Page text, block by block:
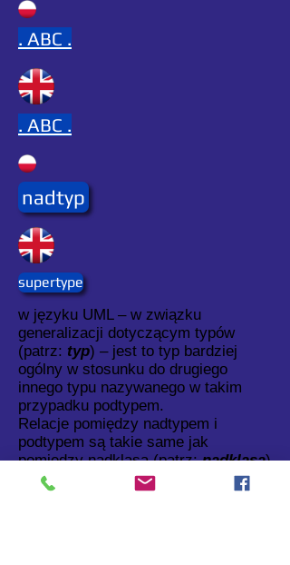
. ABC .
. ABC .
nadtyp
supertype
w języku UML – w związku
generalizacji dotyczącym typów
(patrz: typ) – jest to typ bardziej
ogólny w stosunku do drugiego
innego typu nazywanego w takim
przypadku podtypem.
Relacje pomiędzy nadtypem i
podtypem są takie same jak
pomiędzy nadklasą (patrz:nadklasa)
i podklasą (patrz:podklasa